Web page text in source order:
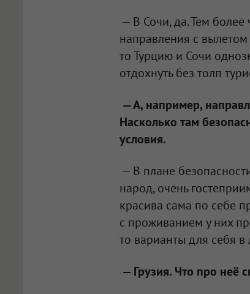
— В Сочи, да. Тем
направления с
то Турцию и Сочи
отдохнуть без толп
— А, например,
Насколько там
условия.
— В плане
народ, очень
красива сама по себе
с проживанием у них
то варианты для себя
— Грузия. Что про неё